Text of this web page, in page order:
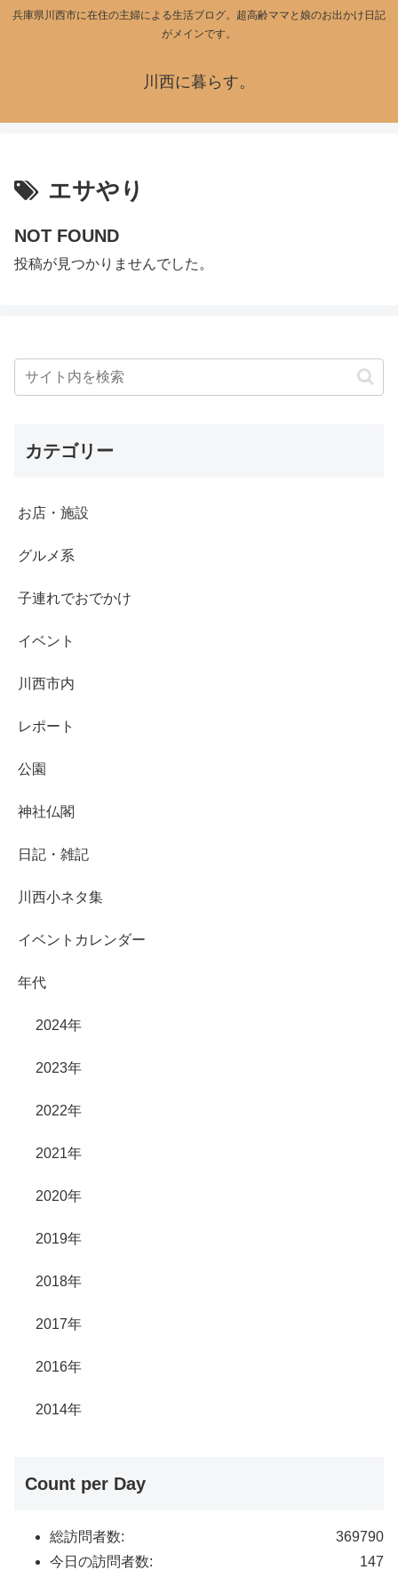
兵庫県川西市に在住の主婦による生活ブログ。超高齢ママと娘のお出かけ日記
がメインです。
川西に暮らす。
エサやり
NOT FOUND
投稿が見つかりませんでした。
カテゴリー
お店・施設
グルメ系
子連れでおでかけ
イベント
川西市内
レポート
公園
神社仏閣
日記・雑記
川西小ネタ集
イベントカレンダー
年代
2024年
2023年
2022年
2021年
2020年
2019年
2018年
2017年
2016年
2014年
Count per Day
369790
総訪問者数:
147
今日の訪問者数: